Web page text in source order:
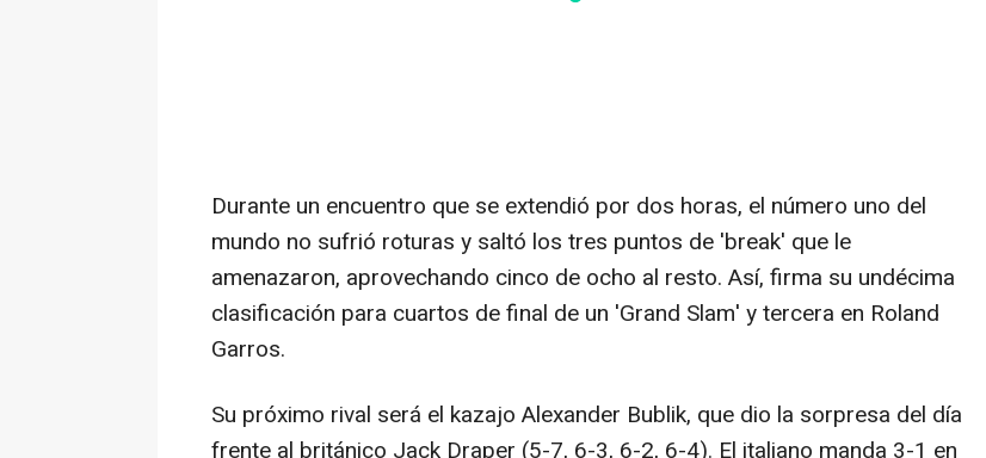
Durante un encuentro que se extendió por dos horas, el número uno del
mundo no sufrió roturas y saltó los tres puntos de 'break' que le
amenazaron, aprovechando cinco de ocho al resto. Así, firma su undécima
clasificación para cuartos de final de un 'Grand Slam' y tercera en Roland
Garros.
Su próximo rival será el kazajo Alexander Bublik, que dio la sorpresa del día
frente al británico Jack Draper (5-7, 6-3, 6-2, 6-4). El italiano manda 3-1 en